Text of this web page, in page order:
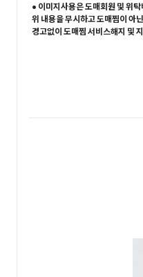
• 이미지사용은 도매회원 및 위
위 내용을 무시하고 도매찜이 아
경고없이 도매찜 서비스해지 및